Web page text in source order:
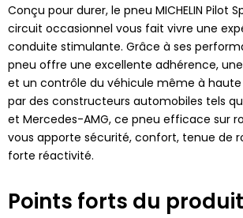
Conçu pour durer, le pneu MICHELIN Pilot
circuit occasionnel vous fait vivre une
conduite stimulante. Grâce à ses
pneu offre une excellente adhérence,
et un contrôle du véhicule même à haute
par des constructeurs automobiles tels
et Mercedes-AMG, ce pneu efficace sur
vous apporte sécurité, confort, tenue de
forte réactivité.
Points forts du produit